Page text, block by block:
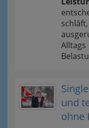
und
ohne